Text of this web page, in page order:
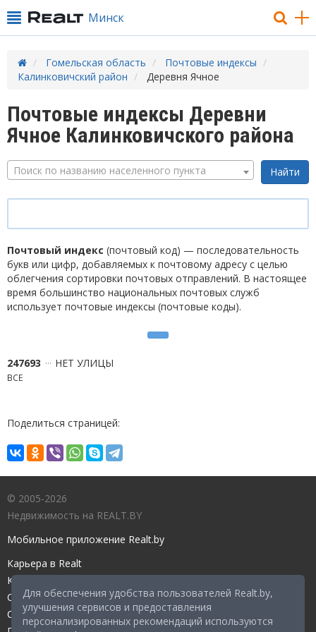
Для обеспечения удобства пользователей Realt.by,
улучшения сервисов и предоставления
персонализированных рекомендаций используются
Минск
Гомельская область
Почтовые индексы
Калинковичский район
Деревня Ячное
Почтовые индексы Деревни
Ячное Калинковичского района
Поиск по названию населенного пункта
Почтовый индекс (почтовый код) — последовательность
букв или цифр, добавляемых к почтовому адресу с целью
облегчения сортировки почтовых отправлений. В настоящее
время большинство национальных почтовых служб
использует почтовые индексы (почтовые коды).
247693 НЕТ УЛИЦЫ
ВСЕ
Поделиться страницей:
© 2005-2026
Недвижимость на REALT.BY
Мобильное приложение Realt.by
Карьера в Realt
Контакты редакции
Справочный центр
Служба поддержки